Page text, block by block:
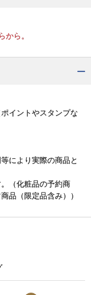
から。
イントやスタンプな
により実際の商品と
（化粧品の予約商
品（限定品含み））